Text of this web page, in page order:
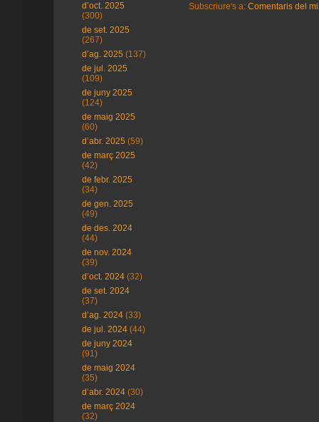
Subscriure's a: Comentaris del
d’oct. 2025
(300)
de set. 2025
(267)
d’ag. 2025 (137)
de jul. 2025
(109)
de juny 2025
(124)
de maig 2025
(60)
d’abr. 2025 (59)
de març 2025
(42)
de febr. 2025
(34)
de gen. 2025
(49)
de des. 2024
(44)
de nov. 2024
(39)
d’oct. 2024 (32)
de set. 2024
(37)
d’ag. 2024 (33)
de jul. 2024 (44)
de juny 2024
(91)
de maig 2024
(35)
d’abr. 2024 (30)
de març 2024
(32)